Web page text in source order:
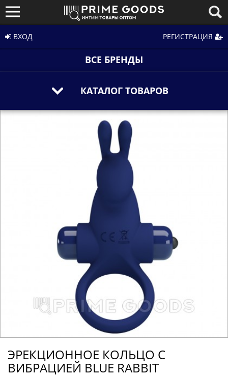
ВХОД РЕГИСТРАЦИЯ
ВСЕ БРЕНДЫ
КАТАЛОГ ТОВАРОВ
ЭРЕКЦИОННОЕ КОЛЬЦО С
ВИБРАЦИЕЙ BLUE RABBIT